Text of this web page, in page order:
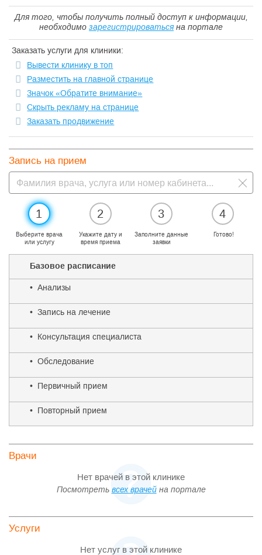
Для того, чтобы получить полный доступ к информации,
необходимо зарегистрироватьсяна портале
Заказать услуги для клиники:
Вывести клинику в топ
Разместить на главной странице
Значок «Обратите внимание»
Скрыть рекламу на странице
Заказать продвижение
Запись на прием
1
Выберите врача
или услугу
2
Укажите дату и
время приема
3
Заполните данные
заявки
4
Готово!
Базовое расписание
• Анализы
• Запись на лечение
• Консультация специалиста
• Обследование
• Первичный прием
• Повторный прием
Врачи
Нет врачей в этой клинике
Посмотреть всех врачейна портале
Услуги
Нет услуг в этой клинике